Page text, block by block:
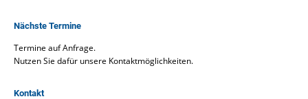
Nächste Termine
Termine auf Anfrage.
Nutzen Sie dafür unsere Kontaktmöglichkeiten.
Kontakt